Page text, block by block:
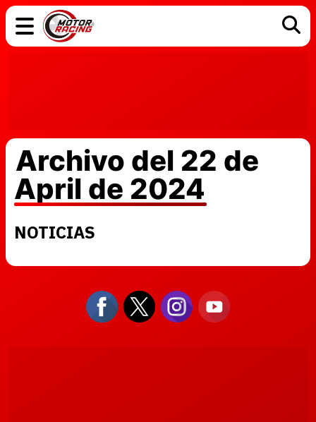
Archivo del 22 de
April de 2024
NOTICIAS